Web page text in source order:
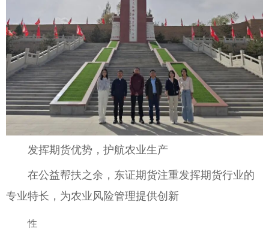
发挥期货优势，护航农业生产
在公益帮扶之余，东证期货注重发挥期货行业的
专业特长，为农业风险管理提供创新
性